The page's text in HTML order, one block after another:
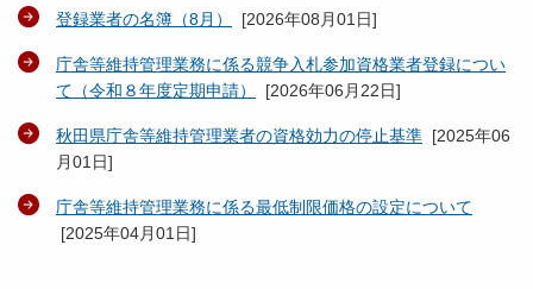
登録業者の名簿（8月） [2026年08月01日]
庁舎等維持管理業務に係る競争入札参加資格業者登録につい
て（令和８年度定期申請）
[2026年06月22日]
秋田県庁舎等維持管理業者の資格効力の停止基準 [2025年06
月01日]
庁舎等維持管理業務に係る最低制限価格の設定について
[2025年04月01日]